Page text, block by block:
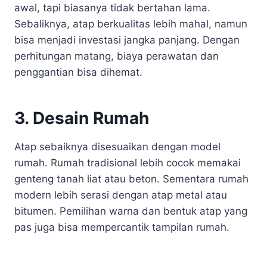
awal, tapi biasanya tidak bertahan lama.
Sebaliknya, atap berkualitas lebih mahal, namun
bisa menjadi investasi jangka panjang. Dengan
perhitungan matang, biaya perawatan dan
penggantian bisa dihemat.
3. Desain Rumah
Atap sebaiknya disesuaikan dengan model
rumah. Rumah tradisional lebih cocok memakai
genteng tanah liat atau beton. Sementara rumah
modern lebih serasi dengan atap metal atau
bitumen. Pemilihan warna dan bentuk atap yang
pas juga bisa mempercantik tampilan rumah.